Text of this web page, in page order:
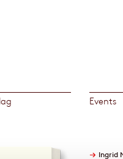
Events
→ Ingrid